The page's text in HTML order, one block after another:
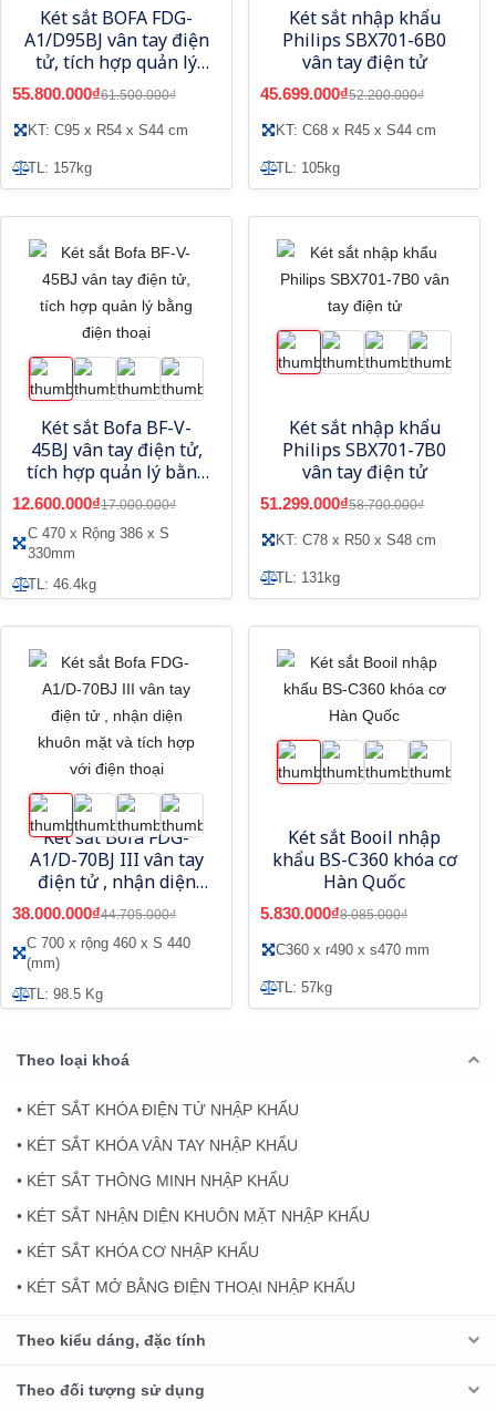
Két sắt BOFA FDG-
A1/D95BJ vân tay điện
tử, tích hợp quản lý
bằng điện thoại
55.800.000₫61.500.000₫
KT: C95 x R54 x S44 cm
TL: 157kg
Két sắt nhập khẩu
Philips SBX701-6B0
vân tay điện tử
45.699.000₫52.200.000₫
KT: C68 x R45 x S44 cm
TL: 105kg
Két sắt Bofa BF-V-
45BJ vân tay điện tử,
tích hợp quản lý bằng
điện thoại
12.600.000₫17.000.000₫
C 470 x Rộng 386 x S
330mm
TL: 46.4kg
Két sắt nhập khẩu
Philips SBX701-7B0
vân tay điện tử
51.299.000₫58.700.000₫
KT: C78 x R50 x S48 cm
TL: 131kg
Két sắt Bofa FDG-
A1/D-70BJ III vân tay
điện tử , nhận diện
khuôn mặt và tích hợp
với điện thoại
38.000.000₫44.705.000₫
C 700 x rộng 460 x S 440
(mm)
TL: 98.5 Kg
Két sắt Booil nhập
khẩu BS-C360 khóa cơ
Hàn Quốc
5.830.000₫8.085.000₫
C360 x r490 x s470 mm
TL: 57kg
Theo loại khoá
• KÉT SẮT KHÓA ĐIỆN TỬ NHẬP KHẨU
• KÉT SẮT KHÓA VÂN TAY NHẬP KHẨU
• KÉT SẮT THÔNG MINH NHẬP KHẨU
• KÉT SẮT NHẬN DIỆN KHUÔN MẶT NHẬP KHẨU
• KÉT SẮT KHÓA CƠ NHẬP KHẨU
• KÉT SẮT MỞ BẰNG ĐIỆN THOẠI NHẬP KHẨU
Theo kiểu dáng, đặc tính
Theo đối tượng sử dụng